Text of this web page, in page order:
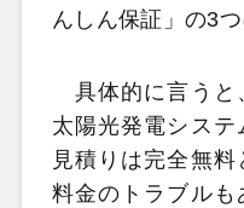
んしん保証」の3つ
具体的に言うと
太陽光発電システ
見積りは完全無
料金のトラブルも